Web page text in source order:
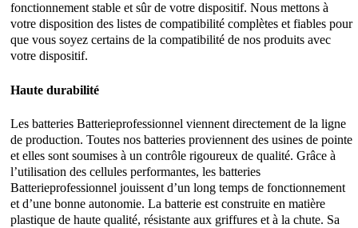
fonctionnement stable et sûr de votre dispositif. Nous mettons à
votre disposition des listes de compatibilité complètes et fiables pour
que vous soyez certains de la compatibilité de nos produits avec
votre dispositif.
Haute durabilité
Les batteries Batterieprofessionnel viennent directement de la ligne
de production. Toutes nos batteries proviennent des usines de pointe
et elles sont soumises à un contrôle rigoureux de qualité. Grâce à
l’utilisation des cellules performantes, les batteries
Batterieprofessionnel jouissent d’un long temps de fonctionnement
et d’une bonne autonomie. La batterie est construite en matière
plastique de haute qualité, résistante aux griffures et à la chute. Sa